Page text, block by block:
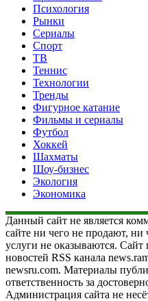
Психология
Рынки
Сериалы
Спорт
ТВ
Теннис
Технологии
Тренды
Фигурное катание
Фильмы и сериалы
Футбол
Хоккей
Шахматы
Шоу-бизнес
Экология
Экономика
Данный сайт не является
сайте ни чего не продают,
услуги не оказываются. Сайт
новостей RSS канала
newsru.com. Материалы
ответственность за
Администрация сайта не